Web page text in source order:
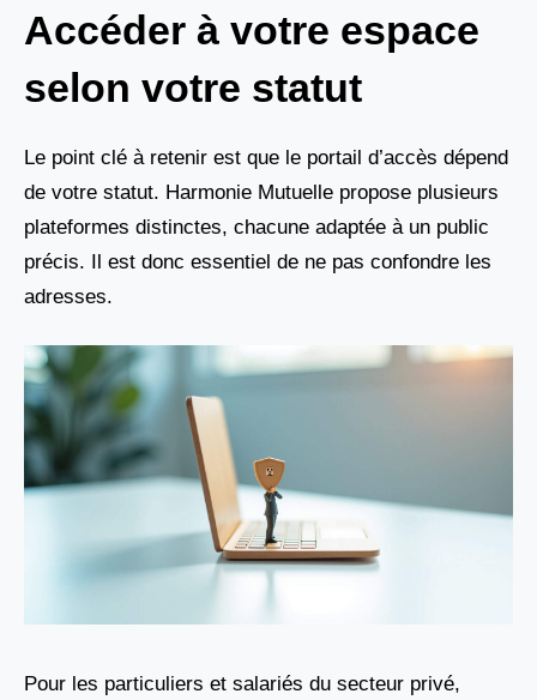
Accéder à votre espace
selon votre statut
Le point clé à retenir est que le portail d’accès dépend
de votre statut. Harmonie Mutuelle propose plusieurs
plateformes distinctes, chacune adaptée à un public
précis. Il est donc essentiel de ne pas confondre les
adresses.
Pour les particuliers et salariés du secteur privé,